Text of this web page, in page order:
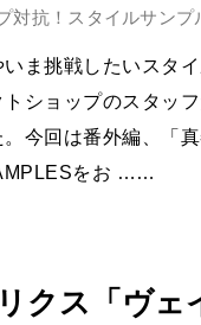
対抗！スタイルサンプ
ま挑戦したいスタ
ショップのスタッ
今回は番外編、「
をお ……
クス「ヴェ